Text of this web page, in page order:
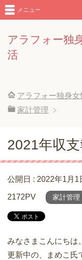
アラフォー独
活
メニュー
アラフォー独身
家計管理
2021年収支
公開日 : 2022年1月1
2172PV 家計管理
みなさまこんにちは
更新中の、まめこ氏